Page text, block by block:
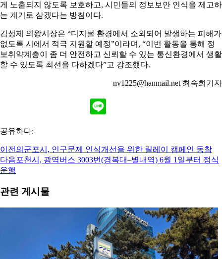
게 노출되지 않도록 보호하고, 시민들의 정보보안 인식을 제고하
는 계기로 삼겠다는 방침이다.
김성제 의왕시장은 “디지털 환경에서 소외되어 발생하는 피해가
없도록 시에서 적극 지원할 예정”이라며, “이번 활동을 통해 정
보취약계층이 좀 더 안전하고 신뢰할 수 있는 통신환경에서 생활
할 수 있도록 최선을 다하겠다”고 강조했다.
nv1225@hanmail.net 최숙희기자
공유하다:
이전의 군포시, 인구문제 인식개선을 위한 릴레이 캠페인 동참
다음포천시, 광역버스 3003번(경복대–별내역) 6월 1일부터 정식
운행
관련 게시물